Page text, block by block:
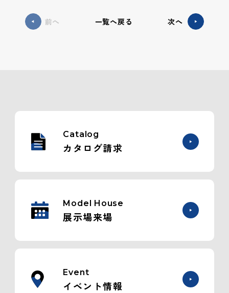
前へ 一覧へ戻る 次へ
Catalog
カタログ請求
Model House
展示場来場
Event
イベント情報